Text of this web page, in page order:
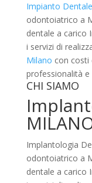
Impianto
odontoiatrico a
dentale a carico
i servizi di
Milano con costi
professionalità e
CHI SIAMO
Implantologia
odontoiatrico a
dentale a carico